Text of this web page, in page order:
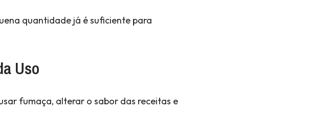
quantidade já é suficiente para
Uso
fumaça, alterar o sabor das receitas e